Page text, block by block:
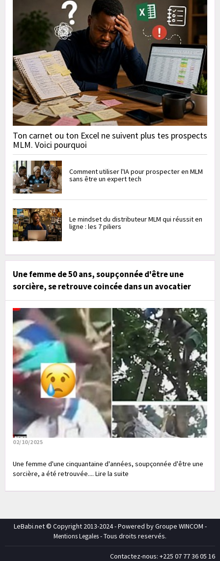
Ton carnet ou ton Excel ne suivent plus tes prospects
MLM. Voici pourquoi
Comment utiliser l'IA pour prospecter en MLM
sans être un expert tech
Le mindset du distributeur MLM qui réussit en
ligne : les 7 piliers
Une femme de 50 ans, soupçonnée d'être une
sorcière, se retrouve coincée dans un avocatier
02/10/2025
Une femme d'une cinquantaine d'années, soupçonnée d'être une
sorcière, a été retrouvée.... Lire la suite
LeBabi.net © Copyright 2013-2024 - Powered by Groupe WINCOM -
Mentions Legales- Tous droits reservés.
Contactez-nous: +225 07 77 36 05 16